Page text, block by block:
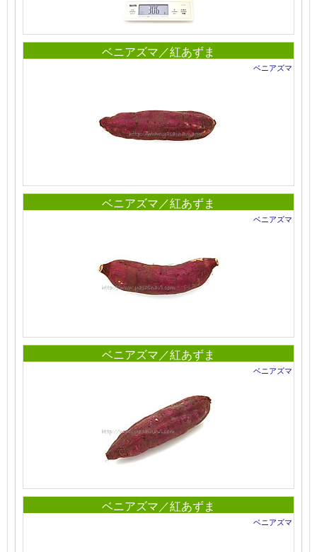
ベニアズマ／紅あずま
ベニアズマ
ベニアズマ／紅あずま
ベニアズマ
ベニアズマ／紅あずま
ベニアズマ
ベニアズマ／紅あずま
ベニアズマ